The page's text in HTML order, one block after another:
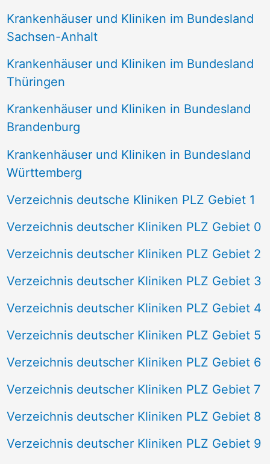
Krankenhäuser und Kliniken im Bundesland
Sachsen-Anhalt
Krankenhäuser und Kliniken im Bundesland
Thüringen
Krankenhäuser und Kliniken in Bundesland
Brandenburg
Krankenhäuser und Kliniken in Bundesland
Württemberg
Verzeichnis deutsche Kliniken PLZ Gebiet 1
Verzeichnis deutscher Kliniken PLZ Gebiet 0
Verzeichnis deutscher Kliniken PLZ Gebiet 2
Verzeichnis deutscher Kliniken PLZ Gebiet 3
Verzeichnis deutscher Kliniken PLZ Gebiet 4
Verzeichnis deutscher Kliniken PLZ Gebiet 5
Verzeichnis deutscher Kliniken PLZ Gebiet 6
Verzeichnis deutscher Kliniken PLZ Gebiet 7
Verzeichnis deutscher Kliniken PLZ Gebiet 8
Verzeichnis deutscher Kliniken PLZ Gebiet 9